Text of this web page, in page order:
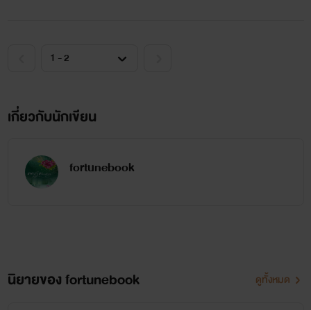
รู้ว่าเธอพูดกับพี่ชายอย่างนี้"
ครอบครัวเรา...จะเอาอะไรกับฉัน”
“ตอนแรกก็แค่อยากมาดูให้เห็นกับตาว่าพ่อของฉันยังอยู่ดีมีสุข
จริง แล้วก็จะกลับ แต่พอเห็นเธอ มันทำให้ฉันอยากกินเค้ก ฮ่า ฮ่า
เกี่ยวกับนักเขียน
fortunebook
นิยายของ fortunebook ดูทั้งหมด